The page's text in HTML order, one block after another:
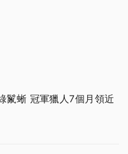
鬣蜥 冠軍獵人7個月領近